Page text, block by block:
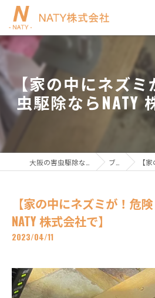
【家の中にネズミ
虫駆除ならNATY
ブログ 【家
【家の中にネズミが！危
NATY 株式会社で】
2023/04/11